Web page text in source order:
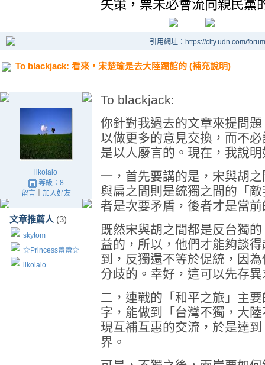
失策，票未必會流向親民黨
引用網址：https://city.udn.com/
To blackjack: 看來，宋楚瑜是去大陸踢館的 (補充說明)
likolalo
等級：8
留言｜ 加入好友
文章推薦人 (3)
skytom
☆Princess蕾蕾☆
likolalo
To blackjack:
你針對我過去的文章來提問
以做更多的意見交換，而不
是以人廢言的。現在，我說
一，首先要講的是，宋與胡
與扁之間則是統獨之間的「
者是次要矛盾，後者才是當
既然宋與胡之間都是反台獨
益的，所以，他們才能夠談
到，反獨還不等於促統，因
分歧的。幸好，這可以先存
二，連戰的「和平之旅」主
字，能做到「台灣不獨，大
現互補互惠的交流，於是達
界。